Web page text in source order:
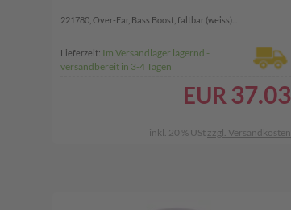
221780, Over-Ear, Bass Boost, faltbar (weiss)...
Lieferzeit: Im Versandlager lagernd -
versandbereit in 3-4 Tagen
EUR 37.03
inkl. 20 % USt zzgl. Versandkosten